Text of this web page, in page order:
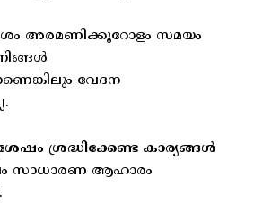
അരമണിക്കൂറോളം സമയം
വേദന
ശ്രദ്ധിക്കേണ്ട കാര്യങ്ങള്‍
സാധാരണ ആഹാരം